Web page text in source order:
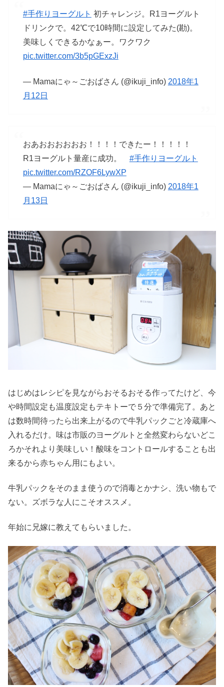
#手作りヨーグルト 初チャレンジ。R1ヨーグルト
ドリンクで。42℃で10時間に設定してみた(勘)。
美味しくできるかなぁー。ワクワク
pic.twitter.com/3b5pGExzJi
— Mamaにゃ～ごおばさん (@ikuji_info) 2018年1
月12日
おあおおおおおお！！！！できたー！！！！！
R1ヨーグルト量産に成功。 #手作りヨーグルト
pic.twitter.com/RZOF6LywXP
— Mamaにゃ～ごおばさん (@ikuji_info) 2018年1
月13日
はじめはレシピを見ながらおそるおそる作ってたけど、今
や時間設定も温度設定もテキトーで５分で準備完了。あと
は数時間待ったら出来上がるので牛乳パックごと冷蔵庫へ
入れるだけ。味は市販のヨーグルトと全然変わらないどこ
ろかそれより美味しい！酸味をコントロールすることも出
来るから赤ちゃん用にもよい。
牛乳パックをそのまま使うので消毒とかナシ、洗い物もで
ない。ズボラな人にこそオススメ。
年始に兄嫁に教えてもらいました。